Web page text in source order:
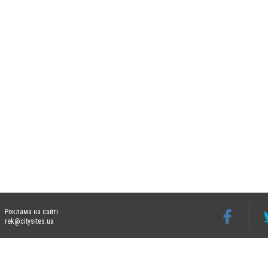
Реклама на сайті:
rek@citysites.ua